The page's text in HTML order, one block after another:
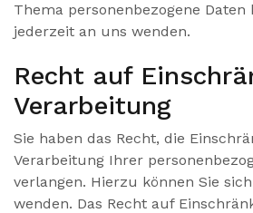
Thema personenbezogene Daten
jederzeit an uns wenden.
Recht auf
Verarbeitung
Sie haben das Recht, die
Verarbeitung Ihrer
verlangen. Hierzu können Sie
wenden. Das Recht auf